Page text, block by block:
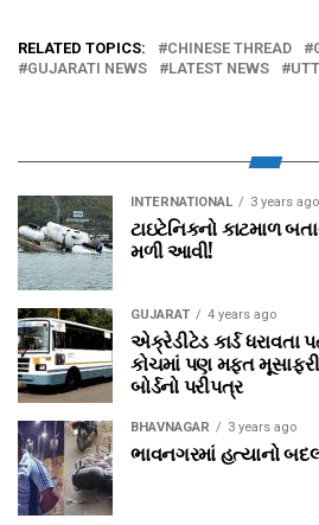
RELATED TOPICS: CHINESE THREAD
GUJARATI NEWS
LATEST NEWS
INTERNATIONAL 3 years ago
ટાઇટેનિકનો કાટમાળ
મળી આવી!
GUJARAT 4 years ago
એક્રેડીટેડ કાર્ડ ધરાવતા
કોચમાં પણ મફત
બોર્ડનો પરીપત્ર
BHAVNAGAR 3 years ago
ભાવનગરમાં હત્યાનો